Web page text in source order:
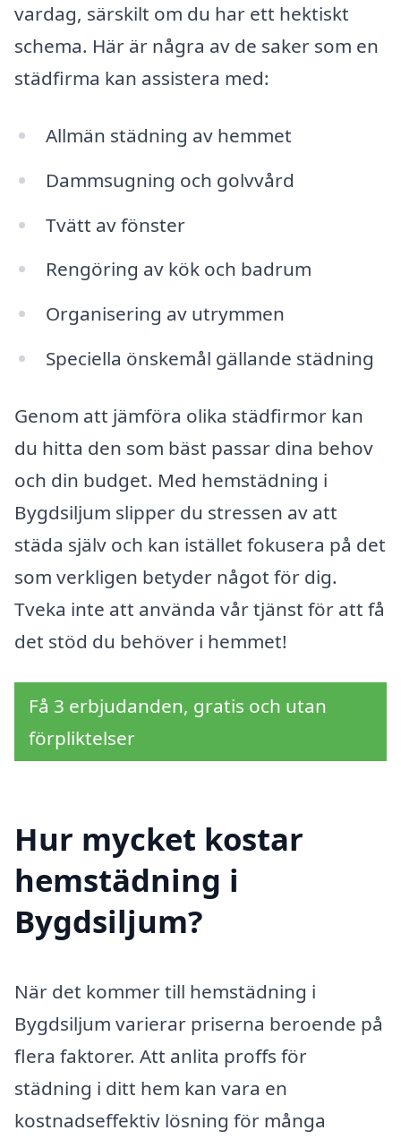
vardag, särskilt om du har ett hektiskt
schema. Här är några av de saker som en
städfirma kan assistera med:
Allmän städning av hemmet
Dammsugning och golvvård
Tvätt av fönster
Rengöring av kök och badrum
Organisering av utrymmen
Speciella önskemål gällande städning
Genom att jämföra olika städfirmor kan
du hitta den som bäst passar dina behov
och din budget. Med hemstädning i
Bygdsiljum slipper du stressen av att
städa själv och kan istället fokusera på det
som verkligen betyder något för dig.
Tveka inte att använda vår tjänst för att få
det stöd du behöver i hemmet!
Få 3 erbjudanden, gratis och utan
förpliktelser
Hur mycket kostar
hemstädning i
Bygdsiljum?
När det kommer till hemstädning i
Bygdsiljum varierar priserna beroende på
flera faktorer. Att anlita proffs för
städning i ditt hem kan vara en
kostnadseffektiv lösning för många